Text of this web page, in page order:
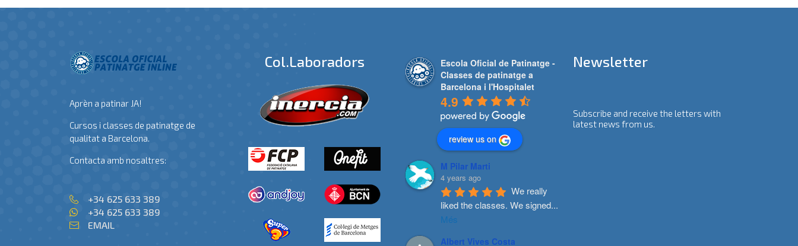
Aprèn a patinar JA!
Cursos i classes de patinatge de
qualitat a Barcelona.
Contacta amb nosaltres:
+34 625 633 389
+34 625 633 389
EMAIL
Col.laboradors
Escola Oficial de Patinatge -
Classes de patinatge a
Barcelona i l'Hospitalet
4.9
review us on
M Pilar Marti
4 years ago
We really
liked the classes. We signed...
Més
Albert Vives Costa
Newsletter
Subscribe and receive the letters with
latest news from us.